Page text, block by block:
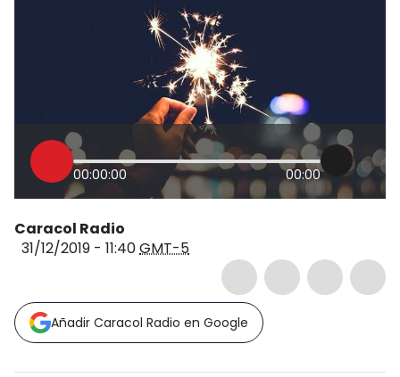
00:00:00 00:00
Caracol Radio
31/12/2019 - 11:40GMT-5
Añadir Caracol Radio en Google